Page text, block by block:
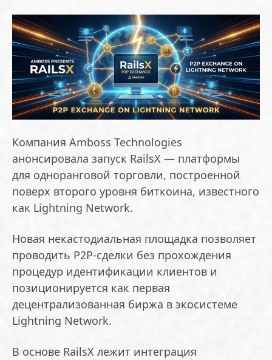
Компания Amboss Technologies
анонсировала запуск RailsX — платформы
для одноранговой торговли, построенной
поверх второго уровня биткоина, известного
как Lightning Network.
Новая некастодиальная площадка позволяет
проводить P2P-сделки без прохождения
процедур идентификации клиентов и
позиционируется как первая
децентрализованная биржа в экосистеме
Lightning Network.
В основе RailsX лежит интеграция